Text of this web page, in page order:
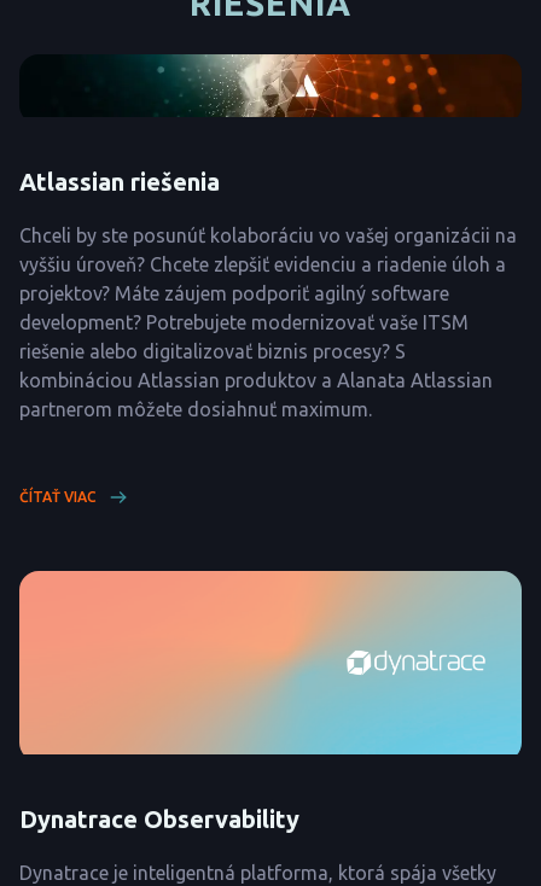
Atlassian riešenia
Chceli by ste posunúť kolaboráciu vo vašej organizácii na
vyššiu úroveň? Chcete zlepšiť evidenciu a riadenie úloh a
projektov? Máte záujem podporiť agilný software
development? Potrebujete modernizovať vaše ITSM
riešenie alebo digitalizovať biznis procesy? S
kombináciou Atlassian produktov a Alanata Atlassian
partnerom môžete dosiahnuť maximum.
ČÍTAŤ VIAC
Dynatrace Observability
Dynatrace je inteligentná platforma, ktorá spája všetky